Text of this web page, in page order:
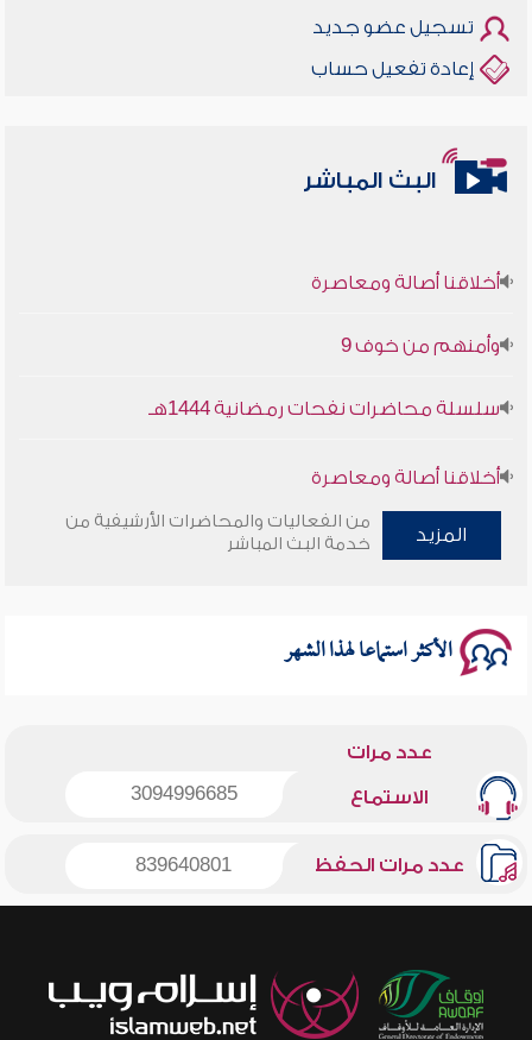
تسجيل عضو جديد
إعادة تفعيل حساب
البث المباشر
أخلاقنا أصالة ومعاصرة
وأمنهم من خوف 9
سلسلة محاضرات نفحات رمضانية 1444هـ
أخلاقنا أصالة ومعاصرة
وأمنهم من خوف 9
المزيد
من الفعاليات والمحاضرات الأرشيفية من
خدمة البث المباشر
الأكثر استماعا لهذا الشهر
عدد مرات
الاستماع 3094996685
عدد مرات الحفظ 839640801